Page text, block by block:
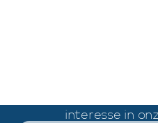
interesse in